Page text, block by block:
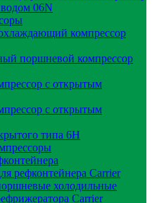
06N
компрессор
поршневой компрессор
с открытым
с открытым
типа 6Н
рефконтейнера Carrier
холодильные
Carrier